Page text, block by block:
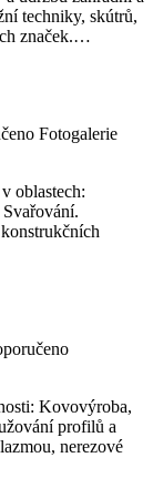
techniky, skútrů,
značek.…
Fotogalerie
oblastech:
Kovovýroba,
profilů a
nerezové